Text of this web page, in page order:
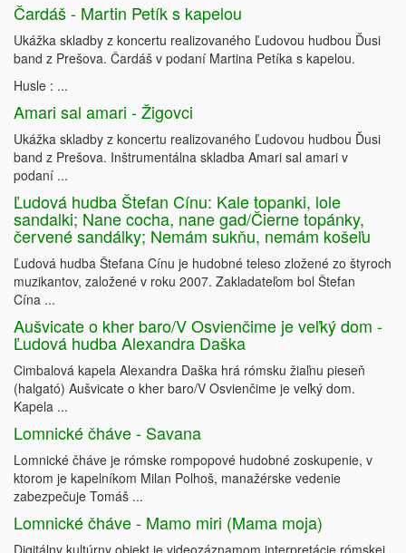
Čardáš - Martin Petík s kapelou
Ukážka skladby z koncertu realizovaného Ľudovou hudbou Ďusi
band z Prešova. Čardáš v podaní Martina Petíka s kapelou.
Husle : ...
Amari sal amari - Žigovci
Ukážka skladby z koncertu realizovaného Ľudovou hudbou Ďusi
band z Prešova. Inštrumentálna skladba Amari sal amari v
podaní ...
Ľudová hudba Štefan Cínu: Kale topanki, lole
sandalki; Nane cocha, nane gad/Čierne topánky,
červené sandálky; Nemám sukňu, nemám košeľu
Ľudová hudba Štefana Cínu je hudobné teleso zložené zo štyroch
muzikantov, založené v roku 2007. Zakladateľom bol Štefan
Cína ...
Aušvicate o kher baro/V Osvienčime je veľký dom -
Ľudová hudba Alexandra Daška
Cimbalová kapela Alexandra Daška hrá rómsku žiaľnu pieseň
(halgató) Aušvicate o kher baro/V Osvienčime je veľký dom.
Kapela ...
Lomnické čháve - Savana
Lomnické čháve je rómske rompopové hudobné zoskupenie, v
ktorom je kapelníkom Milan Polhoš, manažérske vedenie
zabezpečuje Tomáš ...
Lomnické čháve - Mamo miri (Mama moja)